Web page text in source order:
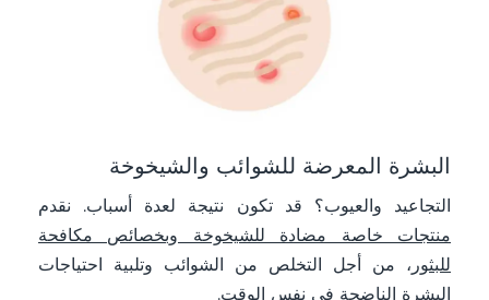
البشرة المعرضة للشوائب والشيخوخة
التجاعيد والعيوب؟ قد تكون نتيجة لعدة أسباب. نقدم
منتجات خاصة مضادة للشيخوخة وبخصائص مكافحة
للبثور، من أجل التخلص من الشوائب وتلبية احتياجات